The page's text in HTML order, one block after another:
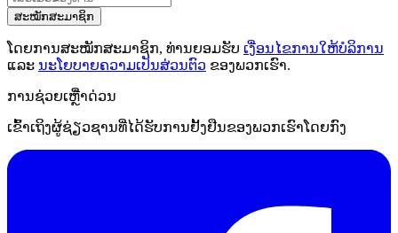
ສະໝັກສະມາຊິກ
ໂດຍການສະໝັກສະມາຊິກ, ທ່ານຍອມຮັບ ເງື່ອນໄຂການໃຫ້ບໍລິການ
ແລະ ນະໂຍບາຍຄວາມເປັນສ່ວນຕົວ ຂອງພວກເຮົາ.
ການຊ່ວຍເຫຼືໍາດ່ວນ
ເຂົ້າເຖິງຜູ້ຊ່ຽວຊານທີ່ໄດ້ຮັບການຢັ້ງຢືນຂອງພວກເຮົາໂດຍກົງ